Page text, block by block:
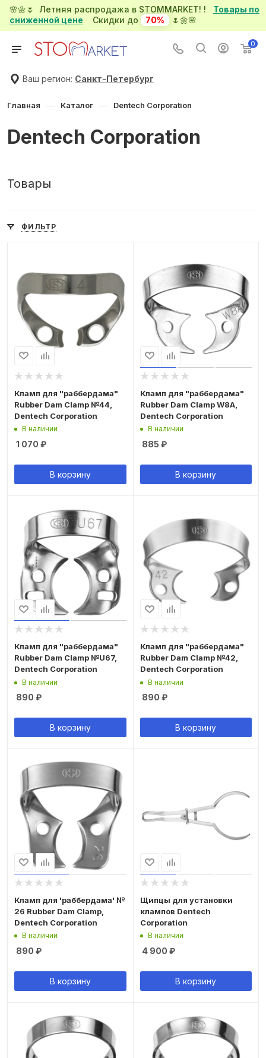
🌸🌼🌷 Летняя распродажа в STOMMARKET! ! Товары по
сниженной цене Скидки до 70% 🌷🌼🌸
0
Ваш регион: Санкт-Петербург
Главная — Каталог — Dentech Corporation
Dentech Corporation
Товары
ФИЛЬТР
Кламп для "раббердама"
Rubber Dam Clamp №44,
Dentech Corporation
В наличии
1 070 ₽
В корзину
Кламп для "раббердама"
Rubber Dam Clamp W8A,
Dentech Corporation
В наличии
885 ₽
В корзину
Кламп для "раббердама"
Rubber Dam Clamp №U67,
Dentech Corporation
В наличии
890 ₽
В корзину
Кламп для "раббердама"
Rubber Dam Clamp №42,
Dentech Corporation
В наличии
890 ₽
В корзину
Кламп для 'раббердама' №
26 Rubber Dam Clamp,
Dentech Corporation
В наличии
890 ₽
В корзину
Щипцы для установки
клампов Dentech
Corporation
В наличии
4 900 ₽
В корзину